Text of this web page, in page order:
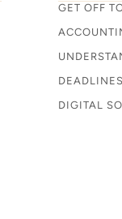
GET OFF
DIGITAL